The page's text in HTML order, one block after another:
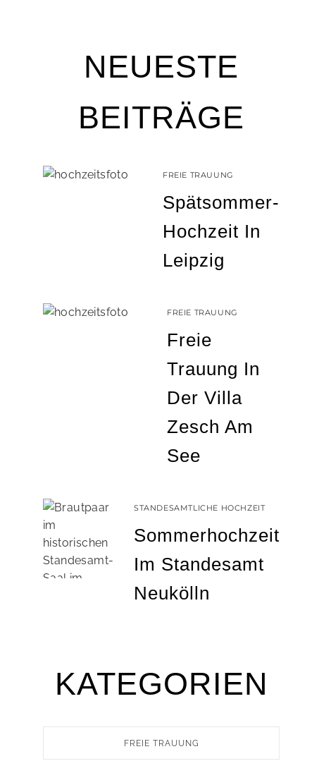
NEUESTE
BEITRÄGE
FREIE TRAUUNG
Spätsommer-
Hochzeit In
Leipzig
FREIE TRAUUNG
Freie
Trauung In
Der Villa
Zesch Am
See
STANDESAMTLICHE HOCHZEIT
Sommerhochzeit
Im Standesamt
Neukölln
KATEGORIEN
FREIE TRAUUNG